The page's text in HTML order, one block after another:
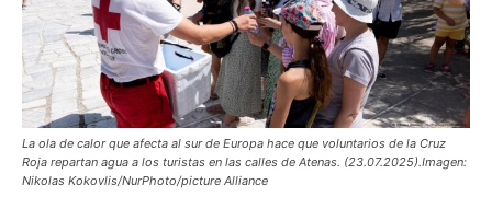
La ola de calor que afecta al sur de Europa hace que voluntarios de la Cruz
Roja repartan agua a los turistas en las calles de Atenas. (23.07.2025).Imagen:
Nikolas Kokovlis/NurPhoto/picture Alliance